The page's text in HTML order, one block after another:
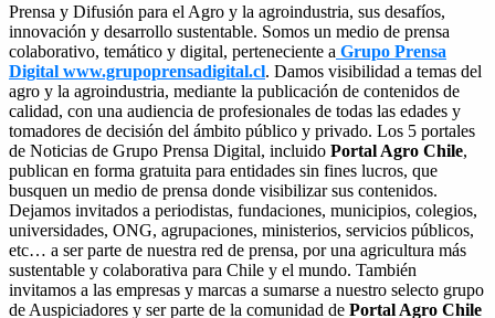
Prensa y Difusión para el Agro y la agroindustria, sus desafíos,
innovación y desarrollo sustentable. Somos un medio de prensa
colaborativo, temático y digital, perteneciente a Grupo Prensa
Digital www.grupoprensadigital.cl. Damos visibilidad a temas del
agro y la agroindustria, mediante la publicación de contenidos de
calidad, con una audiencia de profesionales de todas las edades y
tomadores de decisión del ámbito público y privado. Los 5 portales
de Noticias de Grupo Prensa Digital, incluido Portal Agro Chile,
publican en forma gratuita para entidades sin fines lucros, que
busquen un medio de prensa donde visibilizar sus contenidos.
Dejamos invitados a periodistas, fundaciones, municipios, colegios,
universidades, ONG, agrupaciones, ministerios, servicios públicos,
etc… a ser parte de nuestra red de prensa, por una agricultura más
sustentable y colaborativa para Chile y el mundo. También
invitamos a las empresas y marcas a sumarse a nuestro selecto grupo
de Auspiciadores y ser parte de la comunidad de Portal Agro Chile